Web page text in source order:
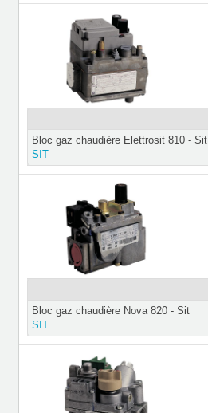
Bloc gaz chaudière Elettrosit 810 - Sit
SIT
Bloc gaz chaudière Nova 820 - Sit
SIT